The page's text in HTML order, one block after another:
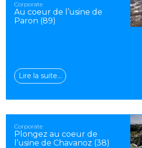
Corporate
Au coeur de l’usine de
Paron (89)
Lire la suite…
Corporate
Plongez au coeur de
l’usine de Chavanoz (38)